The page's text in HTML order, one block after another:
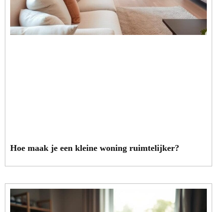
Hoe maak je een kleine woning ruimtelijker?